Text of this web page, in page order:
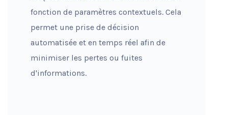
fonction de paramètres contextuels. Cela
permet une prise de décision
automatisée et en temps réel afin de
minimiser les pertes ou fuites
d'informations.